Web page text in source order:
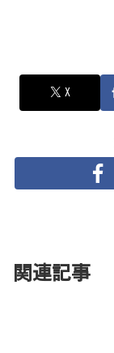
X
関連記事